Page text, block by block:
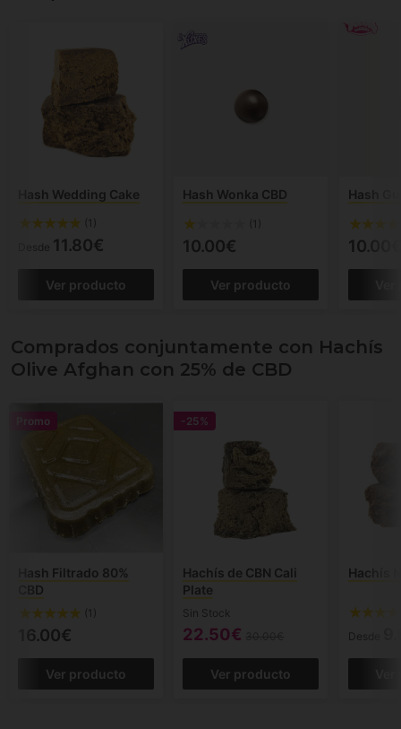
Hash Wedding Cake
(1)
Desde 11.80€
Ver producto
Hash Wonka CBD
(1)
10.00€
Ver producto
Hash
10.00€
Comprados conjuntamente con Hachís
Olive Afghan con 25% de CBD
Promo
Hash Filtrado 80%
CBD
(1)
16.00€
Ver producto
-25%
Hachís de CBN Cali
Plate
Sin Stock
22.50€
Ver producto
Hachís
Desde